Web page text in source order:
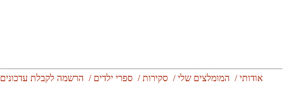
אודותי המומלצים שלי סקירות ספרי ילדים הרשמה לקבלת עדכונים